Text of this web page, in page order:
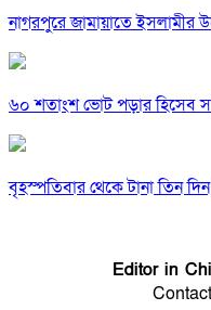
নাগরপুরে জামায়াতে ইসলামীর
৬০ শতাংশ ভোট পড়ার হিসেব
বৃহস্পতিবার থেকে টানা তিন
Editor in